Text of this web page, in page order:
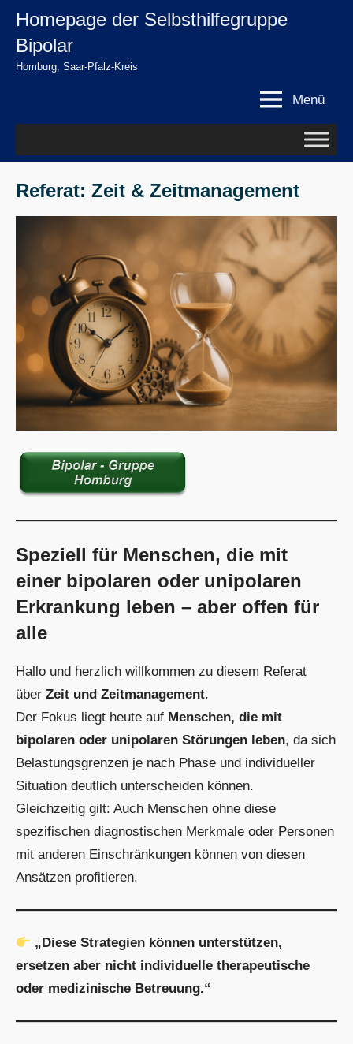
springen
Zum
springen
Homepage der Selbsthilfegruppe
Bipolar
Homburg, Saar-Pfalz-Kreis
Menü
Referat: Zeit & Zeitmanagement
Speziell für Menschen, die mit
einer bipolaren oder unipolaren
Erkrankung leben – aber offen für
alle
Hallo und herzlich willkommen zu diesem Referat
über Zeit und Zeitmanagement.
Der Fokus liegt heute auf Menschen, die mit
bipolaren oder unipolaren Störungen leben, da sich
Belastungsgrenzen je nach Phase und individueller
Situation deutlich unterscheiden können.
Gleichzeitig gilt: Auch Menschen ohne diese
spezifischen diagnostischen Merkmale oder Personen
mit anderen Einschränkungen können von diesen
Ansätzen profitieren.
„Diese Strategien können unterstützen,
ersetzen aber nicht individuelle therapeutische
oder medizinische Betreuung.“